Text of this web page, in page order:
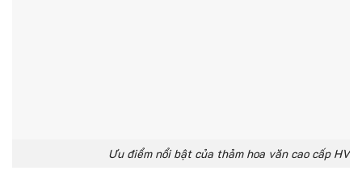
Ưu điểm nổi bật của thảm hoa văn cao cấp